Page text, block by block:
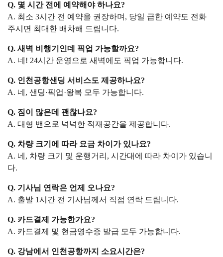
Q. 몇 시간 전에 예약해야 하나요?
A. 최소 3시간 전 예약을 권장하며, 당일 급한 예약도 전화
주시면 최대한 배차해 드립니다.
Q. 새벽 비행기인데 픽업 가능할까요?
A. 네! 24시간 운영으로 새벽에도 픽업 가능합니다.
Q. 인천공항샌딩 서비스도 제공하나요?
A. 네, 샌딩·픽업·왕복 모두 가능합니다.
Q. 짐이 많은데 괜찮나요?
A. 대형 밴으로 넉넉한 적재공간을 제공합니다.
Q. 차량 크기에 따라 요금 차이가 있나요?
A. 네, 차량 크기 및 운행거리, 시간대에 따라 차이가 있습니
다.
Q. 기사님 연락은 언제 오나요?
A. 출발 1시간 전 기사님께서 직접 연락 드립니다.
Q. 카드결제 가능한가요?
A. 카드결제 및 현금영수증 발급 모두 가능합니다.
Q. 강남에서 인천공항까지 소요시간은?